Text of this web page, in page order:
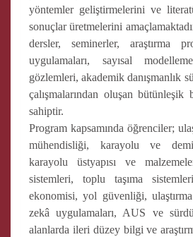
yöntemler geliştirmelerini ve
sonuçlar üretmelerini
dersler, seminerler, araştırma
uygulamaları, sayısal
gözlemleri, akademik danışmanlık
çalışmalarından oluşan bütünleşik
sahiptir.
Program kapsamında öğrenciler;
mühendisliği, karayolu ve
karayolu üstyapısı ve
sistemleri, toplu taşıma
ekonomisi, yol güvenliği,
zekâ uygulamaları, AUS ve
alanlarda ileri düzey bilgi ve